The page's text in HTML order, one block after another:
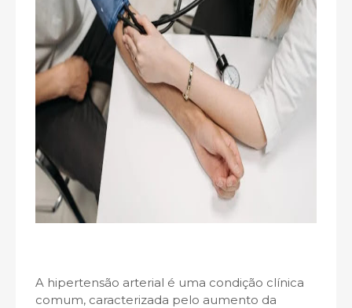
A hipertensão arterial é uma condição clínica
comum, caracterizada pelo aumento da